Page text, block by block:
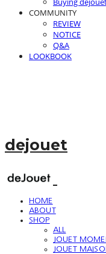
COMMUNITY
REVIEW
NOTICE
Q&A
LOOKBOOK
dejouet
HOME
ABOUT
SHOP
ALL
JOUET
JOUET